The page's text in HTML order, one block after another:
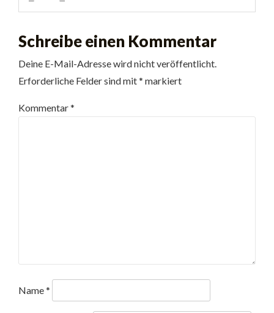
Schreibe einen Kommentar
Deine E-Mail-Adresse wird nicht veröffentlicht.
Erforderliche Felder sind mit* markiert
Kommentar*
Name*